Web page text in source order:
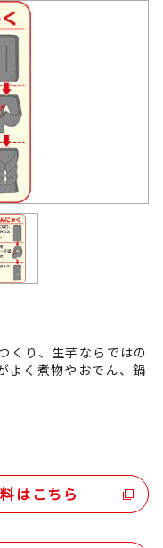
くり、生芋ならではの
よく煮物やおでん、鍋
はこちら